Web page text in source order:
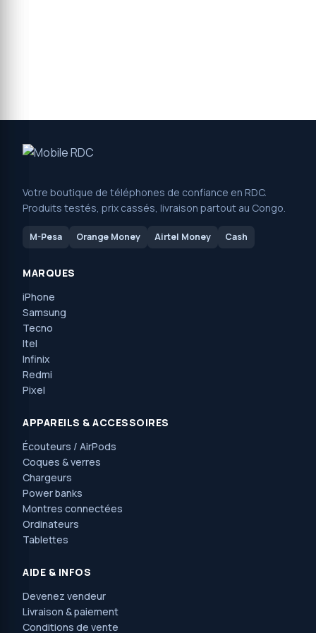
Votre boutique de téléphones de confiance en RDC.
Produits testés, prix cassés, livraison partout au Congo.
M-Pesa Orange Money Airtel Money Cash
MARQUES
iPhone
Samsung
Tecno
Itel
Infinix
Redmi
Pixel
APPAREILS & ACCESSOIRES
Écouteurs / AirPods
Coques & verres
Chargeurs
Power banks
Montres connectées
Ordinateurs
Tablettes
AIDE & INFOS
Devenez vendeur
Livraison & paiement
Conditions de vente